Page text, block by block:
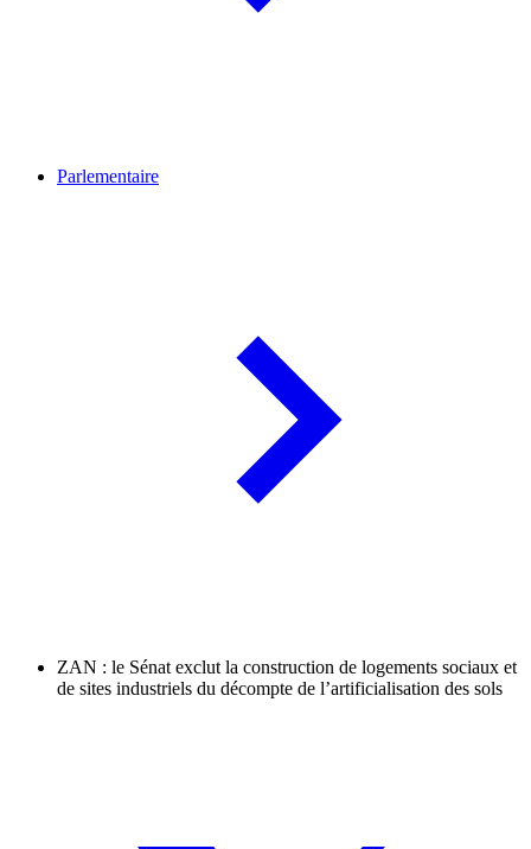
Parlementaire
ZAN : le Sénat exclut la construction de logements sociaux et
de sites industriels du décompte de l’artificialisation des sols